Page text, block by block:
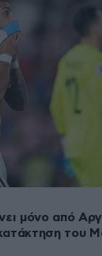
μόνο από
του